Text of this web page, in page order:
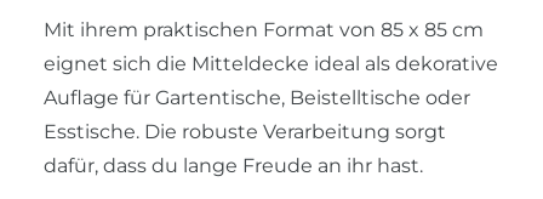
Mit ihrem praktischen Format von 85 x 85 cm
eignet sich die Mitteldecke ideal als dekorative
Auflage für Gartentische, Beistelltische oder
Esstische. Die robuste Verarbeitung sorgt
dafür, dass du lange Freude an ihr hast.